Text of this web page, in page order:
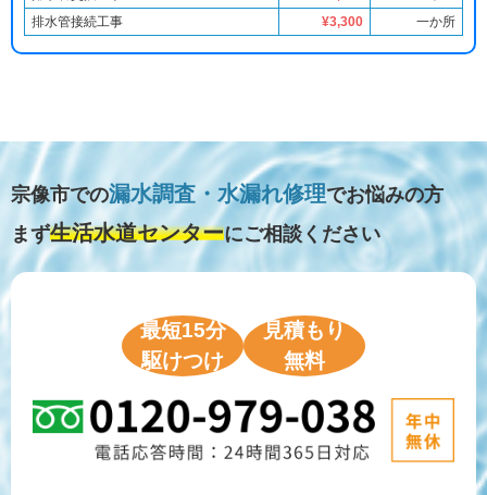
排水管接続工事
¥3,300 一か所
宗像市での漏水調査・水漏れ修理でお悩みの方
まず生活水道センターにご相談ください
最短15分
駆けつけ
見積もり
無料